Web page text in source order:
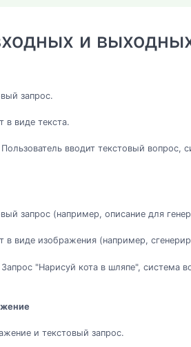
и
запрос.
в виде текста.
вводит текстовый вопрос,
запрос (например, описание для
виде изображения (например,
"Нарисуй кота в шляпе", система
и текстовый запрос.